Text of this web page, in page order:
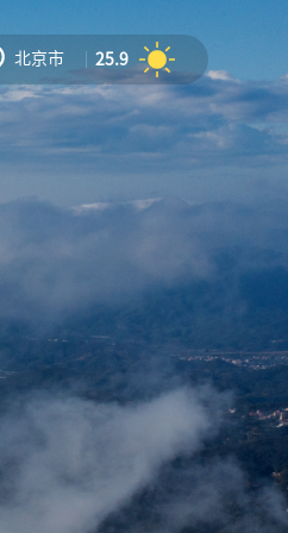
北京市 25.9